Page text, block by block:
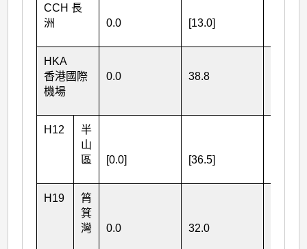
CCH 長
洲
0.0 [13.0]
HKA
香港國際
機場
0.0 38.8
H12
半
山
區
[0.0] [36.5]
H19
筲
箕
灣
0.0 32.0